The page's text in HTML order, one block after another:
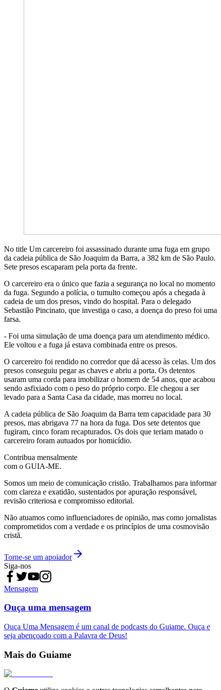
No title Um carcereiro foi assassinado durante uma fuga em grupo
da cadeia pública de São Joaquim da Barra, a 382 km de São Paulo.
Sete presos escaparam pela porta da frente.
O carcereiro era o único que fazia a segurança no local no momento
da fuga. Segundo a polícia, o tumulto começou após a chegada à
cadeia de um dos presos, vindo do hospital. Para o delegado
Sebastião Pincinato, que investiga o caso, a doença do preso foi uma
farsa.
- Foi uma simulação de uma doença para um atendimento médico.
Ele voltou e a fuga já estava combinada entre os presos.
O carcereiro foi rendido no corredor que dá acesso às celas. Um dos
presos conseguiu pegar as chaves e abriu a porta. Os detentos
usaram uma corda para imobilizar o homem de 54 anos, que acabou
sendo asfixiado com o peso do próprio corpo. Ele chegou a ser
levado para a Santa Casa da cidade, mas morreu no local.
A cadeia pública de São Joaquim da Barra tem capacidade para 30
presos, mas abrigava 77 na hora da fuga. Dos sete detentos que
fugiram, cinco foram recapturados. Os dois que teriam matado o
carcereiro foram autuados por homicídio.
Contribua mensalmente
com o GUIA-ME.
Somos um meio de comunicação cristão. Trabalhamos para informar
com clareza e exatidão, sustentados por apuração responsável,
revisão criteriosa e compromisso editorial.
Não atuamos como influenciadores de opinião, mas como jornalistas
comprometidos com a verdade e os princípios de uma cosmovisão
cristã.
Torne-se um apoiador
Siga-nos
Mensagem
Ouça uma mensagem
Ouça Uma Mensagem é um canal de podcasts do Guiame. Ouça e
seja abençoado com a Palavra de Deus!
Mais do Guiame